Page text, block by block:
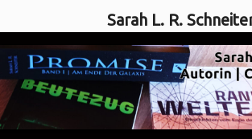
Sarah L. R.